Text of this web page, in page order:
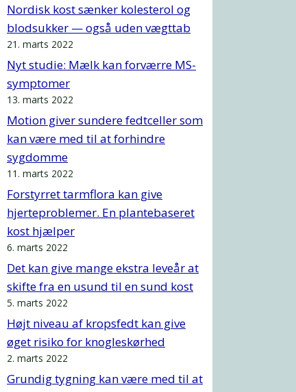
Nordisk kost sænker kolesterol og
blodsukker — også uden vægttab
21. marts 2022
Nyt studie: Mælk kan forværre MS-
symptomer
13. marts 2022
Motion giver sundere fedtceller som
kan være med til at forhindre
sygdomme
11. marts 2022
Forstyrret tarmflora kan give
hjerteproblemer. En plantebaseret
kost hjælper
6. marts 2022
Det kan give mange ekstra leveår at
skifte fra en usund til en sund kost
5. marts 2022
Højt niveau af kropsfedt kan give
øget risiko for knogleskørhed
2. marts 2022
Grundig tygning kan være med til at